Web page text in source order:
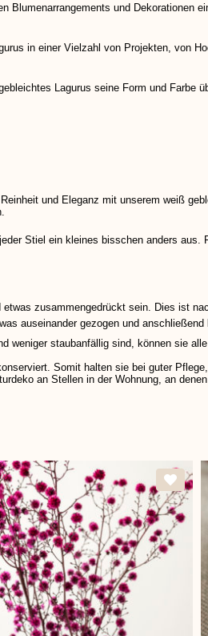
Blumenarrangements und Dekorationen
in einer Vielzahl von Projekten, von
Lagurus seine Form und Farbe
und Eleganz mit unserem weiß
Stiel ein kleines bisschen anders
zusammengedrückt sein. Dies ist
auseinander gezogen und anschließend
weniger staubanfällig sind, können sie
Somit halten sie bei guter
an Stellen in der Wohnung, an